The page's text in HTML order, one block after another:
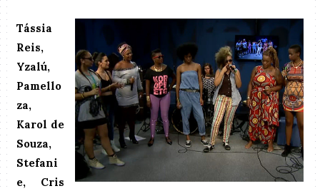
Tássia
Reis,
Yzalú,
Pamello
za,
Karol de
Souza,
Stefani
e, Cris